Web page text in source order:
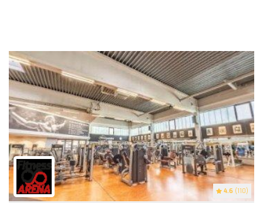
4.6 (110)